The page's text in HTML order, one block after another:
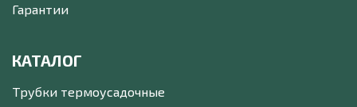
Гарантии
КАТАЛОГ
Трубки термоусадочные